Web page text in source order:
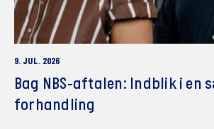
9. JUL. 2026
Bag NBS-aftalen: Indblik i en
forhandling